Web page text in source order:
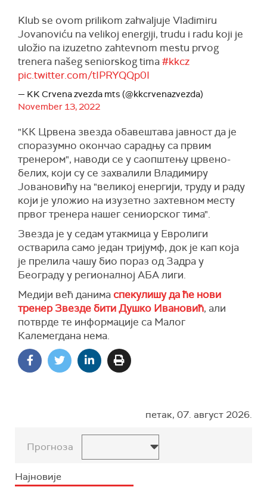
Klub se ovom prilikom zahvaljuje Vladimiru
Jovanoviću na velikoj energiji, trudu i radu koji je
uložio na izuzetno zahtevnom mestu prvog
trenera našeg seniorskog tima#kkcz
pic.twitter.com/tIPRYQQp0I
— KK Crvena zvezda mts (@kkcrvenazvezda)
November 13, 2022
"КК Црвена звезда обавештава јавност да је
споразумно окончао сарадњу са првим
тренером", наводи се у саопштењу црвено-
белих, који су се захвалили Владимиру
Јовановићу на "великој енергији, труду и раду
који је уложио на изузетно захтевном месту
првог тренера нашег сениорског тима".
Звезда је у седам утакмица у Евролиги
остварила само један тријумф, док је кап која
је прелила чашу био пораз од Задра у
Београду у регионалној АБА лиги.
Медији већ данима спекулишу да ће нови
тренер Звезде бити Душко Ивановић, али
потврде те информације са Малог
Калемегдана нема.
петак, 07. август 2026.
Прогноза
Најновије